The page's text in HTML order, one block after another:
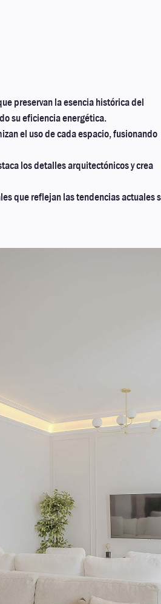
preservan la esencia histórica del
su eficiencia energética.
el uso de cada espacio, fusionando
los detalles arquitectónicos y crea
que reflejan las tendencias actuales